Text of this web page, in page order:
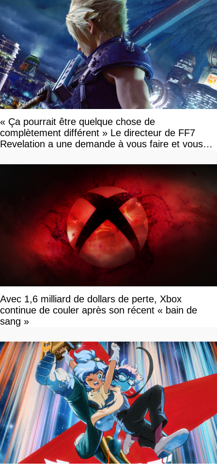
« Ça pourrait être quelque chose de
complètement différent » Le directeur de FF7
Revelation a une demande à vous faire et vous
Avec 1,6 milliard de dollars de perte, Xbox
continue de couler après son récent « bain de
sang »